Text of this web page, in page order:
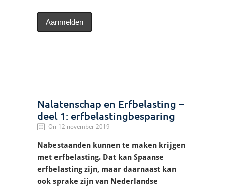
Nalatenschap en Erfbelasting –
deel 1: erfbelastingbesparing
On 12 november 2019
Nabestaanden kunnen te maken krijgen
met erfbelasting. Dat kan Spaanse
erfbelasting zijn, maar daarnaast kan
ook sprake zijn van Nederlandse